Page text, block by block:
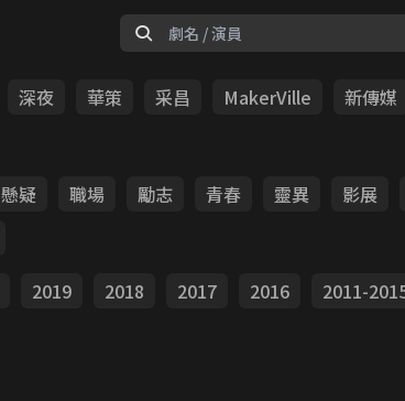
深夜 華策 采昌 MakerVille 新傳媒
懸疑 職場 勵志 青春 靈異 影展
2019 2018 2017 2016 2011-